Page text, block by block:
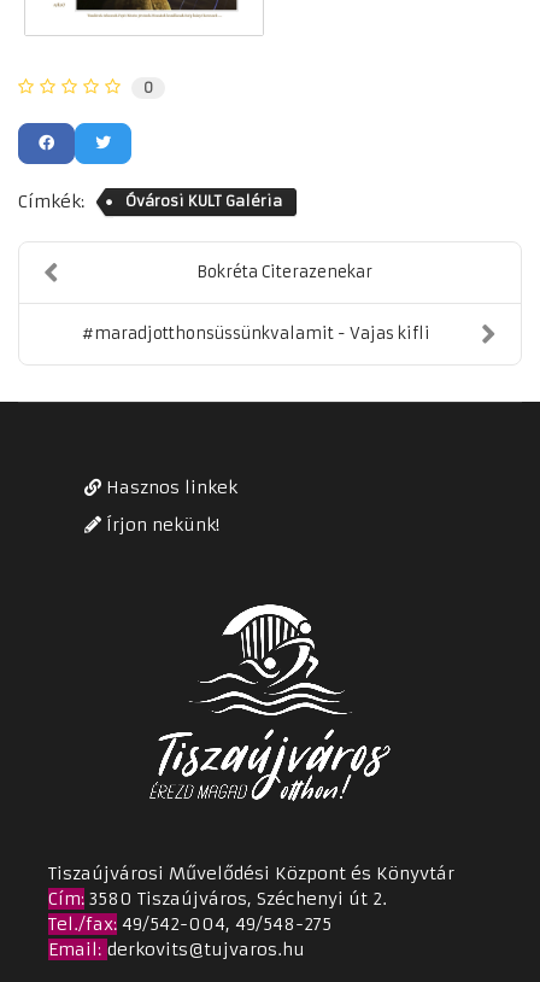
0
Címkék: Óvárosi KULT Galéria
Bokréta Citerazenekar
#maradjotthonsüssünkvalamit - Vajas kifli
Hasznos linkek
Írjon nekünk!
Tiszaújvárosi Művelődési Központ és Könyvtár
Cím: 3580 Tiszaújváros, Széchenyi út 2.
Tel./fax: 49/542-004, 49/548-275
Email: derkovits@tujvaros.hu